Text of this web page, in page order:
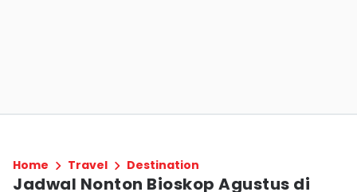
Home Travel Destination
Jadwal Nonton Bioskop Agustus di